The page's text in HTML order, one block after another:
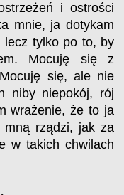
i ostrości
mnie, ja dotykam
lecz tylko po to, by
Mocuję się z
się, ale nie
niby niepokój, rój
wrażenie, że to ja
rządzi, jak za
w takich chwilach